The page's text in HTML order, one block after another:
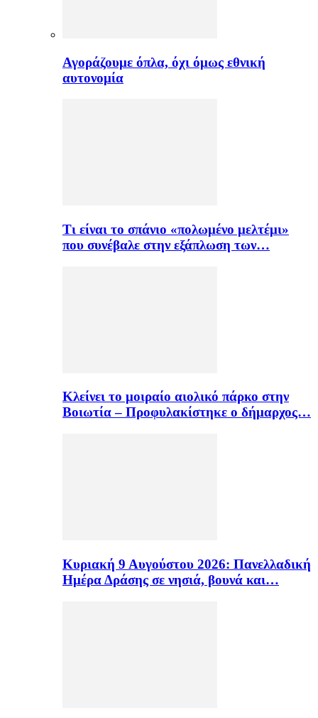
Αγοράζουμε όπλα, όχι όμως εθνική
αυτονομία
Τι είναι το σπάνιο «πολωμένο μελτέμι»
που συνέβαλε στην εξάπλωση των…
Κλείνει το μοιραίο αιολικό πάρκο στην
Βοιωτία – Προφυλακίστηκε ο δήμαρχος…
Κυριακή 9 Αυγούστου 2026: Πανελλαδική
Ημέρα Δράσης σε νησιά, βουνά και…